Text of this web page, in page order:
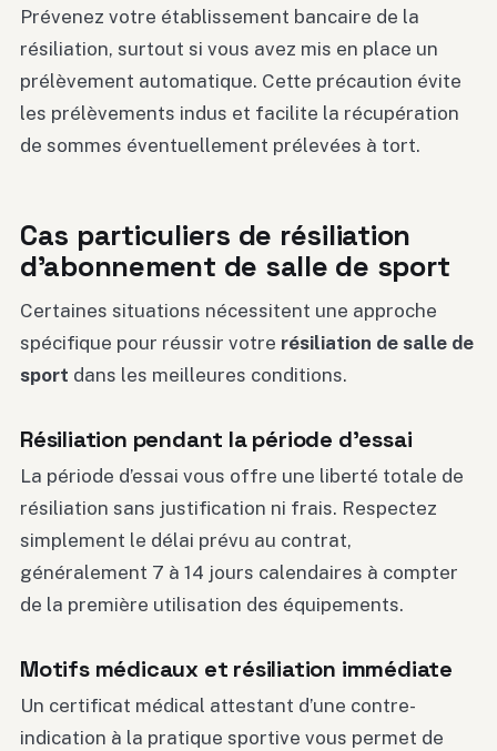
Prévenez votre établissement bancaire de la
résiliation, surtout si vous avez mis en place un
prélèvement automatique. Cette précaution évite
les prélèvements indus et facilite la récupération
de sommes éventuellement prélevées à tort.
Cas particuliers de résiliation
d’abonnement de salle de sport
Certaines situations nécessitent une approche
spécifique pour réussir votre résiliation de salle de
sport dans les meilleures conditions.
Résiliation pendant la période d’essai
La période d’essai vous offre une liberté totale de
résiliation sans justification ni frais. Respectez
simplement le délai prévu au contrat,
généralement 7 à 14 jours calendaires à compter
de la première utilisation des équipements.
Motifs médicaux et résiliation immédiate
Un certificat médical attestant d’une contre-
indication à la pratique sportive vous permet de